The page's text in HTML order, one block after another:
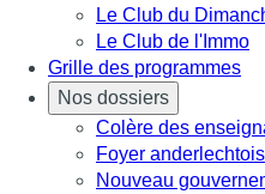
Le Club du
Le Club de l'Immo
Grille des programmes
Nos dossiers
Colère des
Foyer anderlechtois
Nouveau